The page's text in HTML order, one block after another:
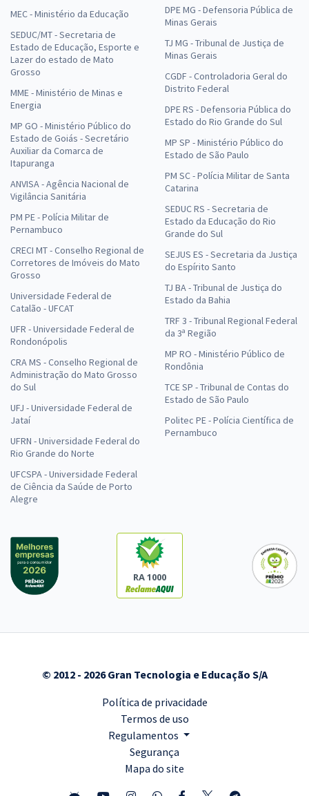
MEC - Ministério da Educação
SEDUC/MT - Secretaria de
Estado de Educação, Esporte e
Lazer do estado de Mato
Grosso
MME - Ministério de Minas e
Energia
MP GO - Ministério Público do
Estado de Goiás - Secretário
Auxiliar da Comarca de
Itapuranga
ANVISA - Agência Nacional de
Vigilância Sanitária
PM PE - Polícia Militar de
Pernambuco
CRECI MT - Conselho Regional de
Corretores de Imóveis do Mato
Grosso
Universidade Federal de
Catalão - UFCAT
UFR - Universidade Federal de
Rondonópolis
CRA MS - Conselho Regional de
Administração do Mato Grosso
do Sul
UFJ - Universidade Federal de
Jataí
UFRN - Universidade Federal do
Rio Grande do Norte
UFCSPA - Universidade Federal
de Ciência da Saúde de Porto
Alegre
DPE MG - Defensoria Pública de
Minas Gerais
TJ MG - Tribunal de Justiça de
Minas Gerais
CGDF - Controladoria Geral do
Distrito Federal
DPE RS - Defensoria Pública do
Estado do Rio Grande do Sul
MP SP - Ministério Público do
Estado de São Paulo
PM SC - Polícia Militar de Santa
Catarina
SEDUC RS - Secretaria de
Estado da Educação do Rio
Grande do Sul
SEJUS ES - Secretaria da Justiça
do Espírito Santo
TJ BA - Tribunal de Justiça do
Estado da Bahia
TRF 3 - Tribunal Regional Federal
da 3ª Região
MP RO - Ministério Público de
Rondônia
TCE SP - Tribunal de Contas do
Estado de São Paulo
Politec PE - Polícia Científica de
Pernambuco
RA 1000
© 2012 - 2026 Gran Tecnologia e Educação S/A
Política de privacidade
Termos de uso
Regulamentos
Segurança
Mapa do site